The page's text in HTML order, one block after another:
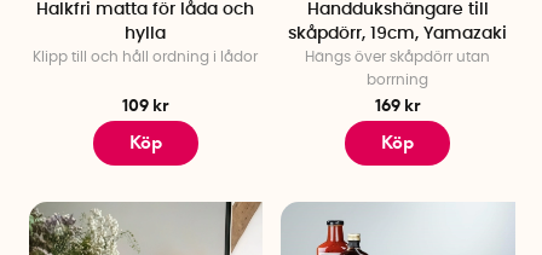
Halkfri matta för låda och
hylla
Klipp till och håll ordning i lådor
109 kr
Köp
Handdukshängare till
skåpdörr, 19cm, Yamazaki
Hängs över skåpdörr utan
borrning
169 kr
Köp